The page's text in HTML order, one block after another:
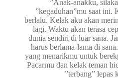
”Anak-anakku,
”kegaduhan”mu saat ini.
berlalu. Kelak aku akan
lagi. Waktu akan terasa
dunia sendiri di luar sana.
harus berlama-lama di
yang menarikmu untuk
Pacarmu dan kelak teman
”terbang” lepas